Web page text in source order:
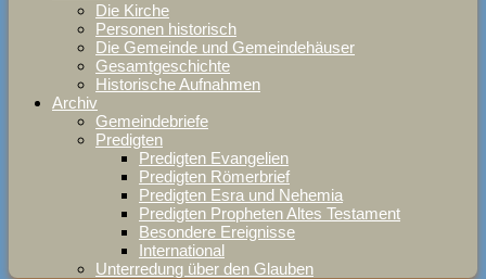
Die Kirche
Personen historisch
Die Gemeinde und Gemeindehäuser
Gesamtgeschichte
Historische Aufnahmen
Archiv
Gemeindebriefe
Predigten
Predigten Evangelien
Predigten Römerbrief
Predigten Esra und Nehemia
Predigten Propheten Altes Testament
Besondere Ereignisse
International
Unterredung über den Glauben